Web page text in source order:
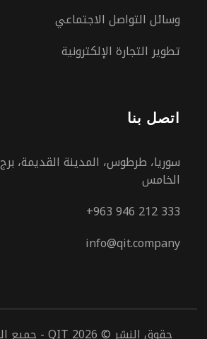
وسائل التواصل الاجتماعي
تطوير التجارة الإلكترونية
اتصل بنا
سوريا، طرطوس، المدينة القديمة،
الخامس
+963 946 212 333
info@qit.company
حقوق النشر © 2026 QIT - جميع الحقوق محفوظة.